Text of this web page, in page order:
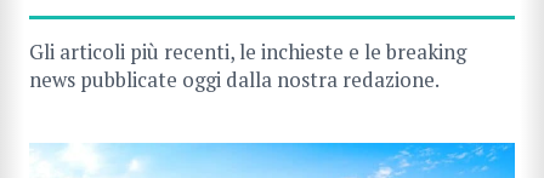
Gli articoli più recenti, le inchieste e le breaking
news pubblicate oggi dalla nostra redazione.